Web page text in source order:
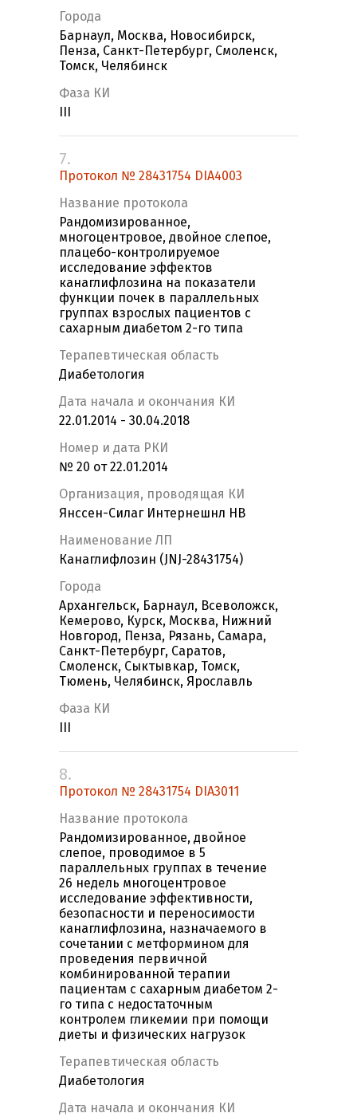
Города
Барнаул, Москва, Новосибирск,
Пенза, Санкт-Петербург, Смоленск,
Томск, Челябинск
Фаза КИ
7.
Протокол № 28431754 DIA4003
Название протокола
Рандомизированное,
многоцентровое, двойное слепое,
плацебо-контролируемое
исследование эффектов
канаглифлозина на показатели
функции почек в параллельных
группах взрослых пациентов с
сахарным диабетом 2-го типа
Терапевтическая область
Диабетология
Дата начала и окончания КИ
22.01.2014 - 30.04.2018
Номер и дата РКИ
№ 20 от 22.01.2014
Организация, проводящая КИ
Янссен-Силаг Интернешнл НВ
Наименование ЛП
Канаглифлозин (JNJ-28431754)
Города
Архангельск, Барнаул, Всеволожск,
Кемерово, Курск, Москва, Нижний
Новгород, Пенза, Рязань, Самара,
Санкт-Петербург, Саратов,
Смоленск, Сыктывкар, Томск,
Тюмень, Челябинск, Ярославль
Фаза КИ
8.
Протокол № 28431754 DIA3011
Название протокола
Рандомизированное, двойное
слепое, проводимое в 5
параллельных группах в течение
26 недель многоцентровое
исследование эффективности,
безопасности и переносимости
канаглифлозина, назначаемого в
сочетании с метформином для
проведения первичной
комбинированной терапии
пациентам с сахарным диабетом 2-
го типа с недостаточным
контролем гликемии при помощи
диеты и физических нагрузок
Терапевтическая область
Диабетология
Дата начала и окончания КИ